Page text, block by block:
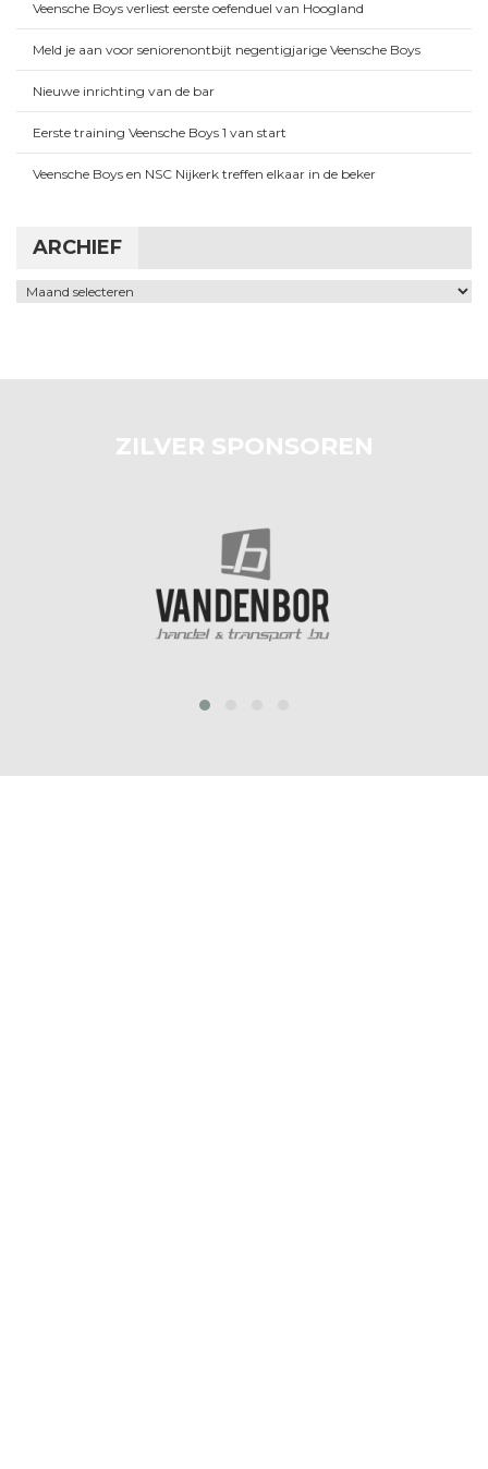
Veensche Boys verliest eerste oefenduel van Hoogland
Meld je aan voor seniorenontbijt negentigjarige Veensche Boys
Nieuwe inrichting van de bar
Eerste training Veensche Boys 1 van start
Veensche Boys en NSC Nijkerk treffen elkaar in de beker
ARCHIEF
Archief
ZILVER SPONSOREN
prev